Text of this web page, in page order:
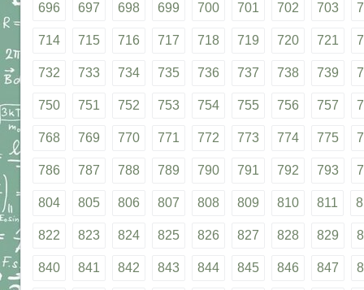
696 697 698 699 700 701 702 703
714 715 716 717 718 719 720 721
732 733 734 735 736 737 738 739
750 751 752 753 754 755 756 757
768 769 770 771 772 773 774 775
786 787 788 789 790 791 792 793
804 805 806 807 808 809 810 811
822 823 824 825 826 827 828 829
840 841 842 843 844 845 846 847